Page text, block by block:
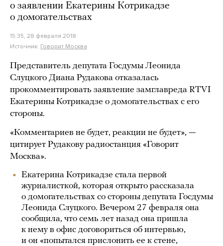
о заявлении Екатерины Котрикадзе
о домогательствах
15:35, 28 февраля 2018
Источник: Говорит Москва
Представитель депутата Госдумы Леонида
Слуцкого Диана Рудакова отказалась
прокомментировать заявление замглавреда RTVI
Екатерины Котрикадзе о домогательствах с его
стороны.
«Комментариев не будет, реакции не будет», —
цитирует Рудакову радиостанция «Говорит
Москва».
Екатерина Котрикадзе стала первой
журналисткой, которая открыто рассказала
о домогательствах со стороны депутата Госдумы
Леонида Слуцкого. Вечером 27 февраля она
сообщила, что семь лет назад она пришла
к нему в офис договориться об интервью,
и он «попытался прислонить ее к стене,